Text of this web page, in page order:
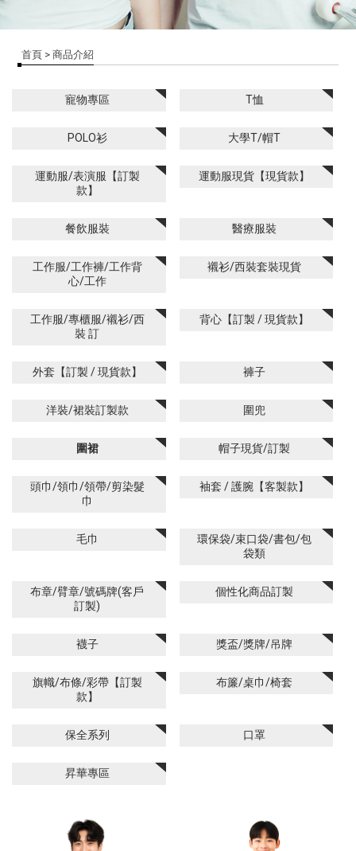
首頁 > 商品介紹
寵物專區 T恤
POLO衫 大學T/帽T
運動服/表演服【訂製
款】
運動服現貨【現貨款】
餐飲服裝 醫療服裝
工作服/工作褲/工作背
心/工作
襯衫/西裝套裝現貨
工作服/專櫃服/襯衫/西
裝 訂
背心【訂製 / 現貨款】
外套【訂製 / 現貨款】 褲子
洋裝/裙裝訂製款 圍兜
圍裙 帽子現貨/訂製
頭巾/領巾/領帶/剪染髮
巾
袖套 / 護腕【客製款】
毛巾
環保袋/束口袋/書包/包
袋類
布章/臂章/號碼牌(客戶
訂製)
個性化商品訂製
襪子 獎盃/獎牌/吊牌
旗幟/布條/彩帶【訂製
款】
布簾/桌巾/椅套
保全系列 口罩
昇華專區